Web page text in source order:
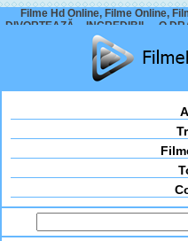
Filme Hd Online, Filme Online,
DIVORȚEAZĂ – INCREDIBIL – O